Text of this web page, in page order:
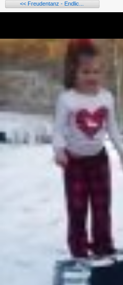
<< Freudentanz - Endlic...
Alle HTML-Tags außer <br>, <strike> und <i>